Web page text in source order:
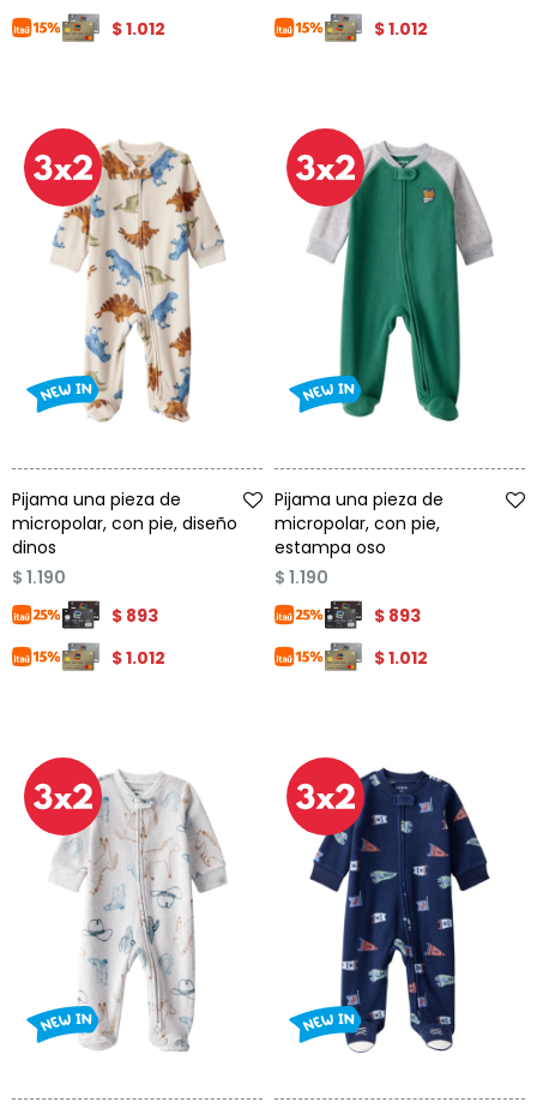
$1.012
$1.012
Pijama una pieza de
micropolar, con pie, diseño
dinos
$ 1.190
$ 893
$1.012
Pijama una pieza de
micropolar, con pie,
estampa oso
$ 1.190
$ 893
$1.012